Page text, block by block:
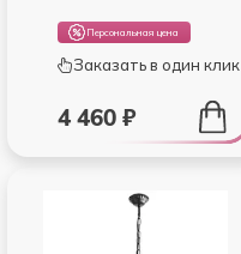
Персональная цена
Заказать в один клик
4 460 ₽